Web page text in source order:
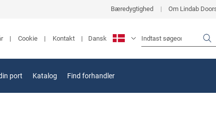
Bæredygtighed Om Lindab
Cookie Kontakt Dansk
port Katalog Find forhandler